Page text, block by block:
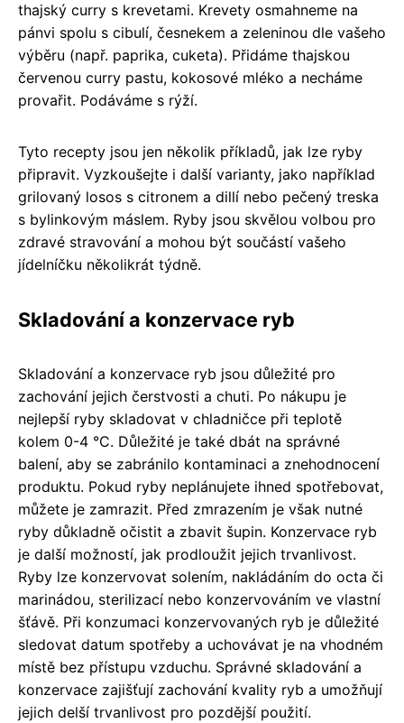
thajský curry s krevetami. Krevety osmahneme na
pánvi spolu s cibulí, česnekem a zeleninou dle vašeho
výběru (např. paprika, cuketa). Přidáme thajskou
červenou curry pastu, kokosové mléko a necháme
provařit. Podáváme s rýží.
Tyto recepty jsou jen několik příkladů, jak lze ryby
připravit. Vyzkoušejte i další varianty, jako například
grilovaný losos s citronem a dillí nebo pečený treska
s bylinkovým máslem. Ryby jsou skvělou volbou pro
zdravé stravování a mohou být součástí vašeho
jídelníčku několikrát týdně.
Skladování a konzervace ryb
Skladování a konzervace ryb jsou důležité pro
zachování jejich čerstvosti a chuti. Po nákupu je
nejlepší ryby skladovat v chladničce při teplotě
kolem 0-4 °C. Důležité je také dbát na správné
balení, aby se zabránilo kontaminaci a znehodnocení
produktu. Pokud ryby neplánujete ihned spotřebovat,
můžete je zamrazit. Před zmrazením je však nutné
ryby důkladně očistit a zbavit šupin. Konzervace ryb
je další možností, jak prodloužit jejich trvanlivost.
Ryby lze konzervovat solením, nakládáním do octa či
marinádou, sterilizací nebo konzervováním ve vlastní
šťávě. Při konzumaci konzervovaných ryb je důležité
sledovat datum spotřeby a uchovávat je na vhodném
místě bez přístupu vzduchu. Správné skladování a
konzervace zajišťují zachování kvality ryb a umožňují
jejich delší trvanlivost pro pozdější použití.